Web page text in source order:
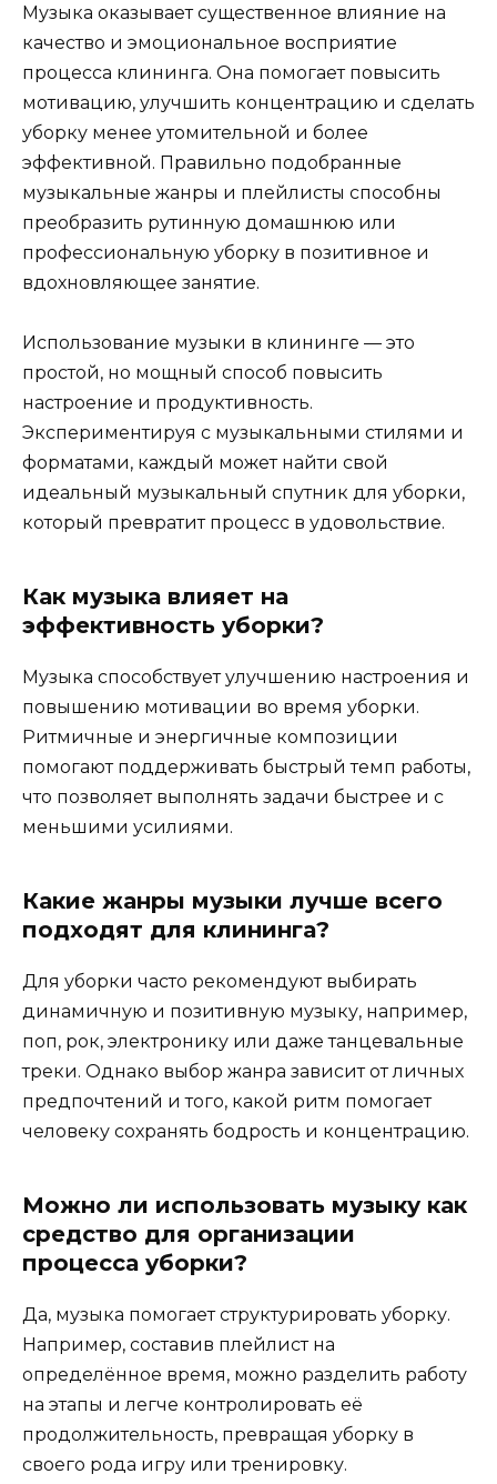
Музыка оказывает существенное влияние на
качество и эмоциональное восприятие
процесса клининга. Она помогает повысить
мотивацию, улучшить концентрацию и сделать
уборку менее утомительной и более
эффективной. Правильно подобранные
музыкальные жанры и плейлисты способны
преобразить рутинную домашнюю или
профессиональную уборку в позитивное и
вдохновляющее занятие.
Использование музыки в клининге — это
простой, но мощный способ повысить
настроение и продуктивность.
Экспериментируя с музыкальными стилями и
форматами, каждый может найти свой
идеальный музыкальный спутник для уборки,
который превратит процесс в удовольствие.
Как музыка влияет на
эффективность уборки?
Музыка способствует улучшению настроения и
повышению мотивации во время уборки.
Ритмичные и энергичные композиции
помогают поддерживать быстрый темп работы,
что позволяет выполнять задачи быстрее и с
меньшими усилиями.
Какие жанры музыки лучше всего
подходят для клининга?
Для уборки часто рекомендуют выбирать
динамичную и позитивную музыку, например,
поп, рок, электронику или даже танцевальные
треки. Однако выбор жанра зависит от личных
предпочтений и того, какой ритм помогает
человеку сохранять бодрость и концентрацию.
Можно ли использовать музыку как
средство для организации
процесса уборки?
Да, музыка помогает структурировать уборку.
Например, составив плейлист на
определённое время, можно разделить работу
на этапы и легче контролировать её
продолжительность, превращая уборку в
своего рода игру или тренировку.